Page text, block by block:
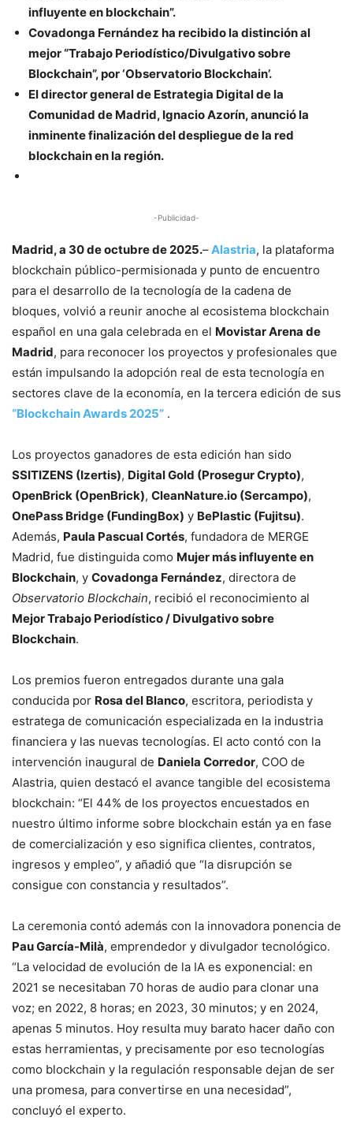
influyente en blockchain”.
Covadonga Fernández ha recibido la distinción al
mejor “Trabajo Periodístico/Divulgativo sobre
Blockchain”, por ‘Observatorio Blockchain’.
El director general de Estrategia Digital de la
Comunidad de Madrid, Ignacio Azorín, anunció la
inminente finalización del despliegue de la red
blockchain en la región.
-Publicidad-
Madrid, a 30 de octubre de 2025.–Alastria, la plataforma
blockchain público-permisionada y punto de encuentro
para el desarrollo de la tecnología de la cadena de
bloques, volvió a reunir anoche al ecosistema blockchain
español en una gala celebrada en el Movistar Arena de
Madrid, para reconocer los proyectos y profesionales que
están impulsando la adopción real de esta tecnología en
sectores clave de la economía, en la tercera edición de sus
“Blockchain Awards 2025” .
Los proyectos ganadores de esta edición han sido
SSITIZENS (Izertis), Digital Gold (Prosegur Crypto),
OpenBrick (OpenBrick), CleanNature.io (Sercampo),
OnePass Bridge (FundingBox) y BePlastic (Fujitsu).
Además, Paula Pascual Cortés, fundadora de MERGE
Madrid, fue distinguida como Mujer más influyente en
Blockchain, y Covadonga Fernández, directora de
Observatorio Blockchain, recibió el reconocimiento al
Mejor Trabajo Periodístico / Divulgativo sobre
Blockchain.
Los premios fueron entregados durante una gala
conducida por Rosa del Blanco, escritora, periodista y
estratega de comunicación especializada en la industria
financiera y las nuevas tecnologías. El acto contó con la
intervención inaugural de Daniela Corredor, COO de
Alastria, quien destacó el avance tangible del ecosistema
blockchain: “El 44% de los proyectos encuestados en
nuestro último informe sobre blockchain están ya en fase
de comercialización y eso significa clientes, contratos,
ingresos y empleo”, y añadió que “la disrupción se
consigue con constancia y resultados”.
La ceremonia contó además con la innovadora ponencia de
Pau García-Milà, emprendedor y divulgador tecnológico.
“La velocidad de evolución de la IA es exponencial: en
2021 se necesitaban 70 horas de audio para clonar una
voz; en 2022, 8 horas; en 2023, 30 minutos; y en 2024,
apenas 5 minutos. Hoy resulta muy barato hacer daño con
estas herramientas, y precisamente por eso tecnologías
como blockchain y la regulación responsable dejan de ser
una promesa, para convertirse en una necesidad”,
concluyó el experto.